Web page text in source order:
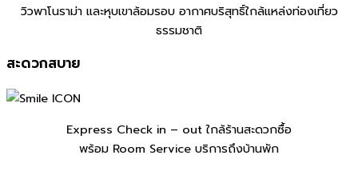
วิวพาโนราม่า และหุบเขาล้อมรอบ อากาศบริสุทธิ์ใกล้แหล่งท่องเที่ยว
ธรรมชาติ
สะดวกสบาย
Express Check in – out ใกล้ร้านสะดวกซื้อ
พร้อม Room Service บริการถึงบ้านพัก